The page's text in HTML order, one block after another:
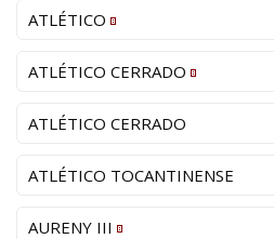
ATLÉTICO
ATLÉTICO CERRADO
ATLÉTICO CERRADO
ATLÉTICO TOCANTINENSE
AURENY III